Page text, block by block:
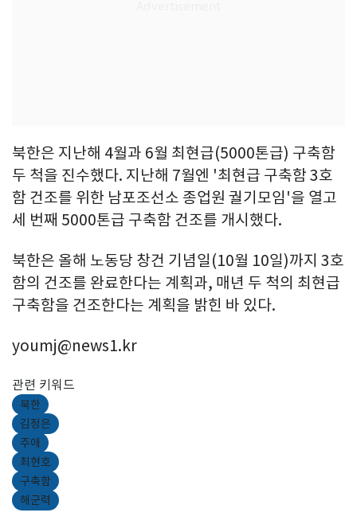
북한은 지난해 4월과 6월 최현급(5000톤급) 구축함
두 척을 진수했다. 지난해 7월엔 '최현급 구축함 3호
함 건조를 위한 남포조선소 종업원 궐기모임'을 열고
세 번째 5000톤급 구축함 건조를 개시했다.
북한은 올해 노동당 창건 기념일(10월 10일)까지 3호
함의 건조를 완료한다는 계획과, 매년 두 척의 최현급
구축함을 건조한다는 계획을 밝힌 바 있다.
youmj@news1.kr
관련 키워드
북한
김정은
주애
최현호
구축함
해군력